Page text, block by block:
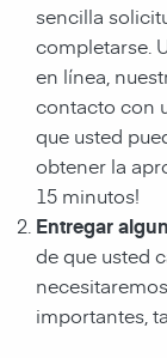
sencilla
completarse.
en línea,
contacto con
que usted
obtener la
15 minutos!
Entregar
de que usted
importantes,